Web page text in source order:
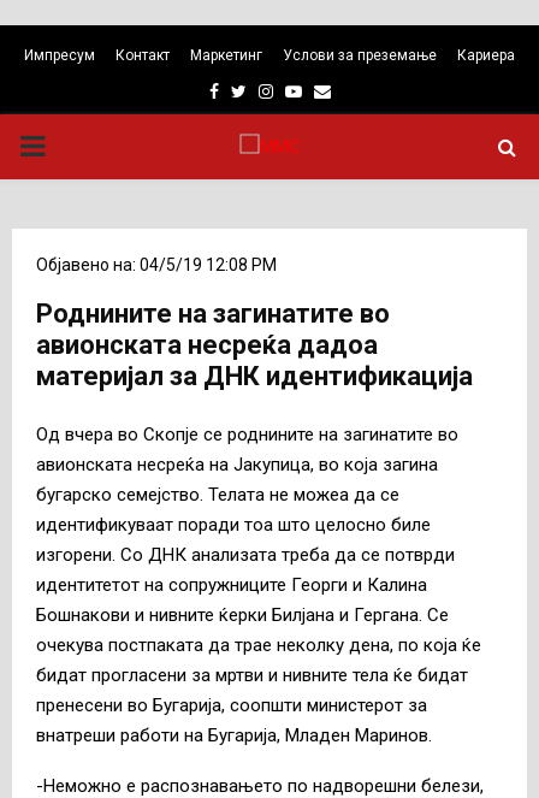
Импресум Контакт Маркетинг Услови за преземање Кариера
Facebook
TwitterInstagram
Youtube
Email
PRIMARY
Објавено на: 04/5/19 12:08 PM
Роднините на загинатите во
авионската несреќа дадоа
материјал за ДНК идентификација
Од вчера во Скопје се роднините на загинатите во
авионската несреќа на Јакупица, во која загина
бугарско семејство. Телата не можеа да се
идентификуваат поради тоа што целосно биле
изгорени. Со ДНК анализата треба да се потврди
идентитетот на сопружниците Георги и Калина
Бошнакови и нивните ќерки Билјана и Гергана. Се
очекува постпаката да трае неколку дена, по која ќе
бидат прогласени за мртви и нивните тела ќе бидат
пренесени во Бугарија, соопшти министерот за
внатреши работи на Бугарија, Младен Маринов.
-Неможно е распознавањето по надворешни белези,